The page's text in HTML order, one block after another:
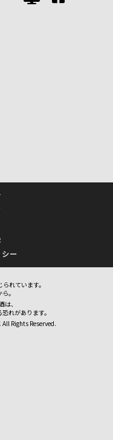
ー
れています。
。
、
れがあります。
Rights Reserved.